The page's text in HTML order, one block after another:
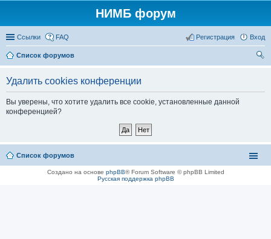
НИМБ форум
Ссылки FAQ Вход
Регистрация
Список форумов
Удалить cookies конференции
Вы уверены, что хотите удалить все cookie, установленные данной
конференцией?
Список форумов
Создано на основе phpBB® Forum Software © phpBB Limited
Русская поддержка phpBB